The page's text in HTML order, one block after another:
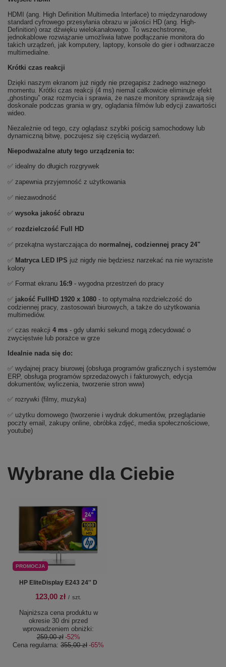
HDMI (ang. High Definition Multimedia Interface) to międzynarodowy
standard cyfrowego przesyłania obrazu w jakości HD (ang. High-
Definition) oraz dźwięku wielokanałowego. To wszechstronne,
jednokablowe rozwiązanie umożliwia łatwe podłączanie monitora do
takich urządzeń, jak komputery, laptopy, konsole do gier i odtwarzacze
multimedialne.
Krótki czas reakcji
Dzięki naszym ekranom już nigdy nie przegapisz żadnego ważnego
momentu. Krótki czas reakcji (4 ms) niemal całkowicie eliminuje efekt
„ghostingu” oraz rozmycia i sprawia, że nasze monitory sprawdzają się
doskonale podczas grania w gry, oglądania filmów lub edycji zawartości
wideo.
Niezależnie od tego, czy oglądasz szybki pościg samochodowy lub
dynamiczną bitwę, poczujesz się częścią wydarzeń.
Niepodważalne atuty tego urządzenia to:
✅ idealny do długich rozgrywek
✅ zapewnia przyjemność z użytkowania
✅ niezawodność
✅ wysoka jakość obrazu
✅ rozdzielczość Full HD
✅ przekątna wystarczająca do normalnej, codziennej pracy 24"
✅ Matryca LED IPS już nigdy nie będziesz narzekać na nie wyraziste
kolory
✅ Format ekranu 16:9 - wygodna przestrzeń do pracy
✅ jakość FullHD 1920 x 1080 - to optymalna rozdzielczość do
codziennej pracy, zastosowań biurowych, a także do użytkowania
multimediów.
✅ czas reakcji 4 ms - gdy ułamki sekund mogą zdecydować o
zwycięstwie lub porażce w grze
Idealnie nada się do:
✅ wydajnej pracy biurowej (obsługa programów graficznych i systemów
ERP, obsługa programów sprzedażowych i fakturowych, edycja
dokumentów, wyliczenia, tworzenie stron www)
✅ rozrywki (filmy, muzyka)
✅ użytku domowego (tworzenie i wydruk dokumentów, przeglądanie
poczty email, zakupy online, obróbka zdjęć, media społecznościowe,
youtube)
Wybrane dla Ciebie
PROMOCJA
HP EliteDisplay E243 24'' D
123,00 zł / szt.
Najniższa cena produktu w
okresie 30 dni przed
wprowadzeniem obniżki:
259,00 zł -52%
Cena regularna: 355,00 zł -65%